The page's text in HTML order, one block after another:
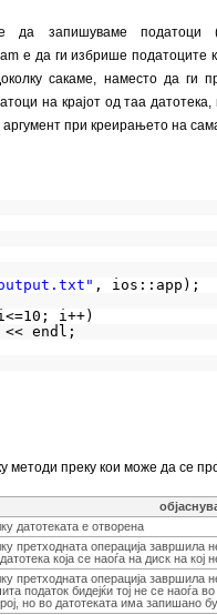
да запишуваме податоци
е да ги избрише податоците
сакаме, наместо да ги
на крајот од таа
при креирањето на
, ios::app);
i++)
endl;
методи преку кои може да се
датотеката е отворена
претходната операција
која се наоѓа на диск на кој
претходната операција
податок бидејќи тој не се
но во датотеката има запишано